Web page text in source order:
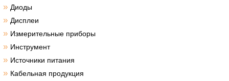
» Диоды
» Дисплеи
» Измерительные приборы
» Инструмент
» Источники питания
» Кабельная продукция